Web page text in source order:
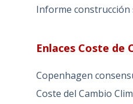
Informe construcción
Enlaces Coste de
Copenhagen
Coste del Cambio